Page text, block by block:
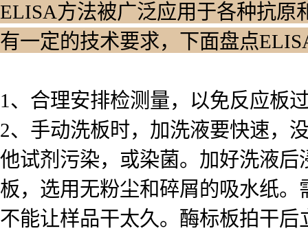
ELISA方法被广泛应用于各种抗原
有一定的技术要求，下面盘点
1、合理安排检测量，以免反应板
2、手动洗板时，加洗液要快速，
他试剂污染，或染菌。加好洗液
板，选用无粉尘和碎屑的吸水纸
不能让样品干太久。酶标板拍干后